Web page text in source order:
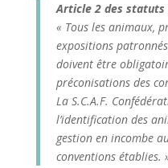
Article 2 des statuts
« Tous les animaux,
expositions
doivent être
préconisations des
La S.C.A.F.
l’identification des
gestion en incombe
conventions établies.